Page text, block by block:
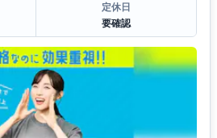
定休日
要確認